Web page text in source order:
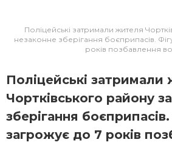
Поліцейські затримали жителя
незаконне зберігання боєприпасів.
років позбавлення
Поліцейські затримали
Чортківського району
зберігання
загрожує до 7 років